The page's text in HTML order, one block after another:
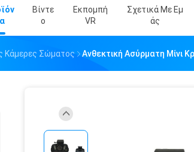
Βίντε
Ο
Εκπομπή
VR
Σχετικά Με Εμ
Άς
Κάμερες Σώματος Ανθεκτική Ασύρματη Μίνι